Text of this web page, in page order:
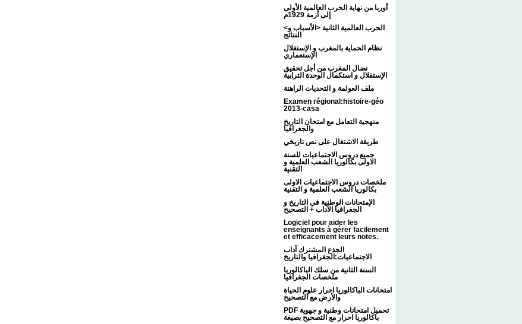
أوربا من نهاية الحرب العالمية الأولى
إلى أزمة 1929م
<الحرب العالمية الثانية <الأسباب و
النتائج
نظام الحماية بالمغرب و الإستغلال
الإستعماري
نضال المغرب من أجل تحقيق
الإستقلال و استكمال الوحدة الترابية
ملف العولمة و التحديات الراهنة
Examen régional:histoire-géo
2013-casa
منهجية التعامل مع امتحان التاريخ
والجغرافيا
طريقة الاشتغال على نص تاريخي
جميع دروس الاجتماعيات للسنة
الاولى بكالوريا الشعب العلمية و
التقنية
ملخصات دروس الاجتماعيات الاولى
بكالوريا الشعب العلمية و التقنية
الإمتحانات الوطنية في التاريخ و
الجغرافيا الآداب + التصحيح
Logiciel pour aider les
enseignants à gérer facilement
et efficacement leurs notes.
الجذع المشترك آداب
الاجتماعيات:الجغرافيا والتاريخ
السنة الثانية من سلك الباكالوريا
ملخصات الجغرافيا
امتحانات الباكالوريا احرار علوم الحياة
والأرض مع التصحيح
PDF تحميل امتحانات وطنية و جهوية
باكالوريا احرار مع التصحيح بصيغة